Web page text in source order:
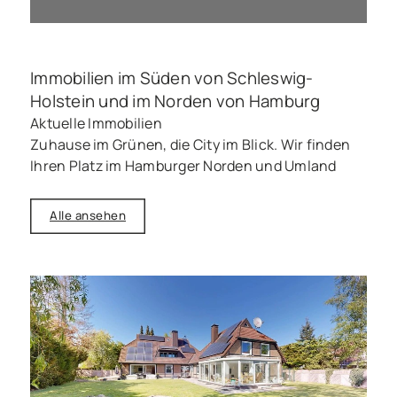
Immobilien im Süden von Schleswig-
Holstein und im Norden von Hamburg
Aktuelle Immobilien
Zuhause im Grünen, die City im Blick. Wir finden
Ihren Platz im Hamburger Norden und Umland
Alle ansehen